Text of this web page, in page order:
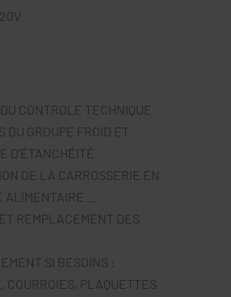
CONTROLE TECHNIQUE
DU GROUPE FROID ET
D’ÉTANCHÉITÉ
DE LA CARROSSERIE EN
ALIMENTAIRE …
REMPLACEMENT DES
SI BESOINS :
COURROIES, PLAQUETTES